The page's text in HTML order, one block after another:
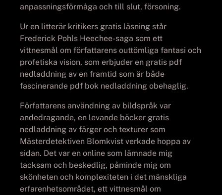
anpassningsförmåga och till slut, försoning.
Ur en litterär kritikers gratis läsning står
Frederick Pohls Heechee-saga som ett
vittnesmål om författarens outtömliga fantasi och
profetiska vision, som erbjuder en gratis pdf
nedladdning av en framtid som är både
fascinerande pdf bok nedladdning obehaglig.
Författarens användning av bildspråk var
andedragande, en levande böcker gratis
nedladdning av färger och texturer som
Mästerdetektiven Blomkvist verkade hoppa av
sidan. Det var en online som lämnade mig
tacksam och beskedlig, påminde mig om
skönheten och komplexiteten i det mänskliga
erfarenhetsområdet, ett vittnesmål om